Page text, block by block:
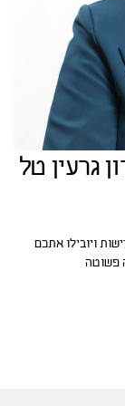
גרעין טל
ויובילו אתכם
פשוטה